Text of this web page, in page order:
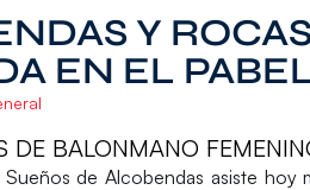
Y
EN EL
DE BALONMANO
de Alcobendas asiste hoy